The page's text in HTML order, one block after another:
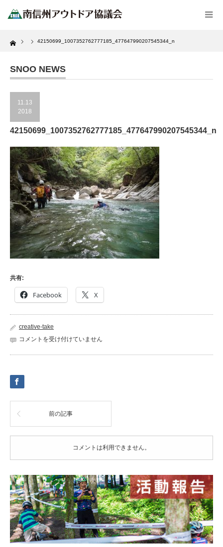
Home 42150699_1007352762777185_477647990207545344_n
SNOO NEWS
11.13
2018
42150699_1007352762777185_477647990207545344_n
共有:
Facebook X
creative-take
42150699_1007352762777185_477647990207545344_n
コメントを受け付けていません
前の記事
コメントは利用できません。